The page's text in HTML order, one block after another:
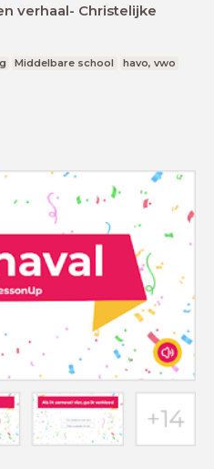
verhaal- Christelijke
Middelbare school
havo, vwo